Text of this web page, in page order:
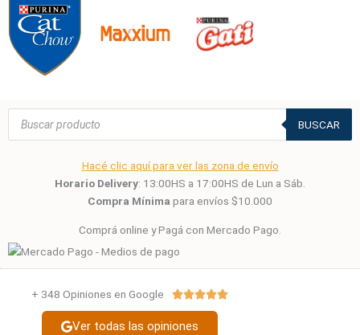
Búsqueda
productos
BUSCAR
Hacé clic aquí para ver las zona de envío
Horario Delivery: 13:00HS a 17:00HS de Lun a Sáb.
Compra Mínima para envíos $10.000
Comprá online y Pagá con Mercado Pago.
+ 348 Opiniones en Google Valorado
Ver todas las opiniones